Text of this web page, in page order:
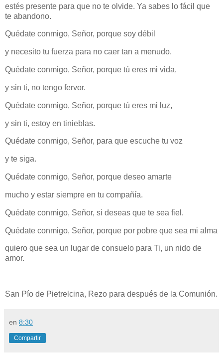
estés presente para que no te olvide. Ya sabes lo fácil que
te abandono.
Quédate conmigo, Señor, porque soy débil
y necesito tu fuerza para no caer tan a menudo.
Quédate conmigo, Señor, porque tú eres mi vida,
y sin ti, no tengo fervor.
Quédate conmigo, Señor, porque tú eres mi luz,
y sin ti, estoy en tinieblas.
Quédate conmigo, Señor, para que escuche tu voz
y te siga.
Quédate conmigo, Señor, porque deseo amarte
mucho y estar siempre en tu compañía.
Quédate conmigo, Señor, si deseas que te sea fiel.
Quédate conmigo, Señor, porque por pobre que sea mi alma
quiero que sea un lugar de consuelo para Ti, un nido de
amor.
San Pío de Pietrelcina, Rezo para después de la Comunión.
en 8:30
Compartir